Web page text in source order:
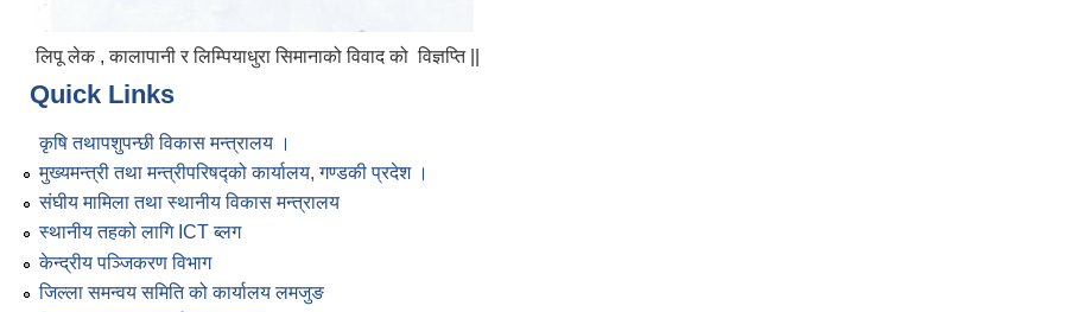
लिपू लेक , कालापानी र लिम्पियाधुरा सिमानाको विवाद को विज्ञप्ति ||
Quick Links
कृषि तथापशुपन्छी विकास मन्त्रालय ।
मुख्यमन्त्री तथा मन्त्रीपरिषद्को कार्यालय, गण्डकी प्रदेश ।
संघीय मामिला तथा स्थानीय विकास मन्त्रालय
स्थानीय तहको लागि ICT ब्लग
केन्द्रीय पञ्जिकरण विभाग
जिल्ला समन्वय समिति को कार्यालय लमजुङ